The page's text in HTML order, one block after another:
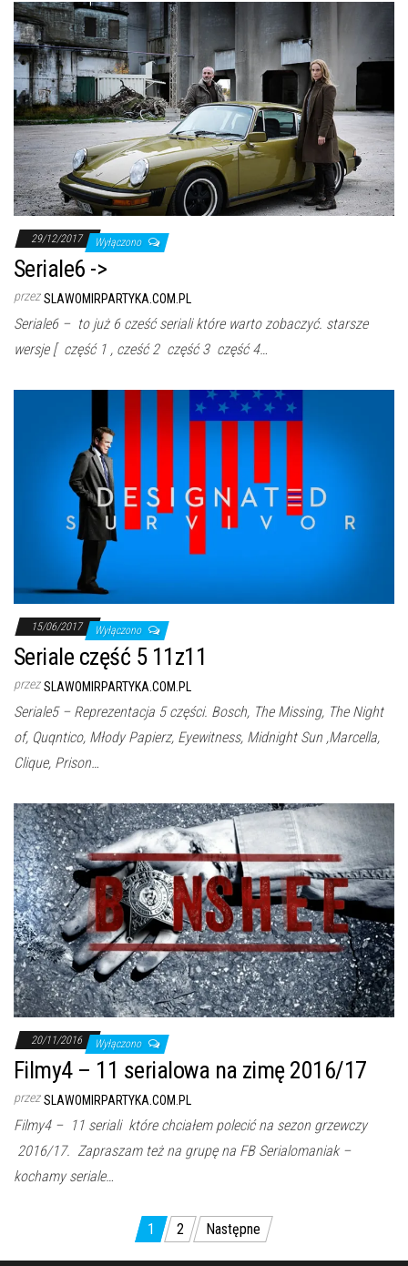
29/12/2017 Wyłączono
Seriale6 ->
przez SLAWOMIRPARTYKA.COM.PL
Seriale6 – to już 6 cześć seriali które warto zobaczyć. starsze
wersje [ część 1 , cześć 2 część 3 część 4…
15/06/2017 Wyłączono
Seriale część 5 11z11
przez SLAWOMIRPARTYKA.COM.PL
Seriale5 – Reprezentacja 5 części. Bosch, The Missing, The Night
of, Quqntico, Młody Papierz, Eyewitness, Midnight Sun ,Marcella,
Clique, Prison…
20/11/2016 Wyłączono
Filmy4 – 11 serialowa na zimę 2016/17
przez SLAWOMIRPARTYKA.COM.PL
Filmy4 – 11 seriali które chciałem polecić na sezon grzewczy
2016/17. Zapraszam też na grupę na FB Serialomaniak –
kochamy seriale…
Stronicowanie
1 2 Następne